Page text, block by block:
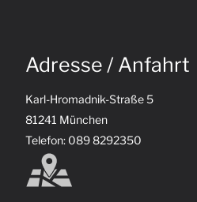
Adresse / Anfahrt
Karl-Hromadnik-Straße 5
81241 München
Telefon: 089 8292350